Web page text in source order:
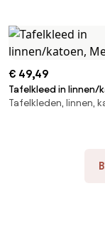
€ 49,49
Tafelkleed in linnen/
Menorca
Tafelkleden, linnen,